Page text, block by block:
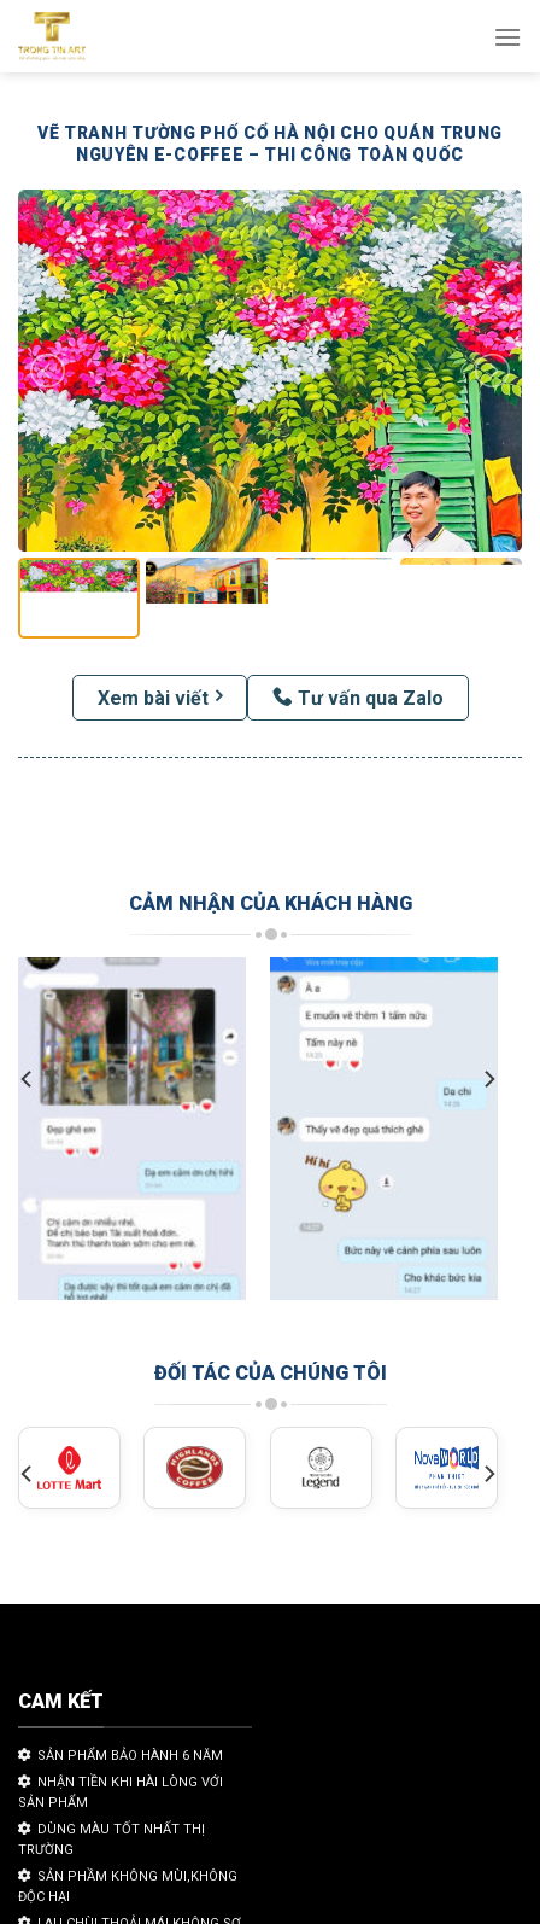
qua
VẼ TRANH TƯỜNG PHỐ CỔ HÀ NỘI CHO QUÁN TRUNG
NGUYÊN E-COFFEE – THI CÔNG TOÀN QUỐC
Xem bài viết Tư vấn qua Zalo
CẢM NHẬN CỦA KHÁCH HÀNG
ĐỐI TÁC CỦA CHÚNG TÔI
CAM KẾT
SẢN PHẨM BẢO HÀNH 6 NĂM
NHẬN TIỀN KHI HÀI LÒNG VỚI
SẢN PHẨM
DÙNG MÀU TỐT NHẤT THỊ
TRƯỜNG
SẢN PHẦM KHÔNG MÙI,KHÔNG
ĐỘC HẠI